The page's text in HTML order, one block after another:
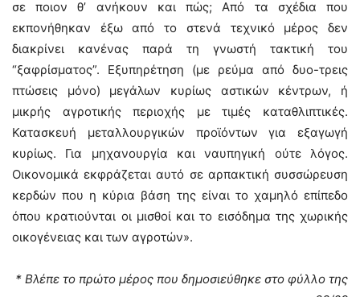
σε ποιον θ’ ανήκουν και πώς; Από τα σχέδια που
εκπονήθηκαν έξω από το στενά τεχνικό μέρος δεν
διακρίνει κανένας παρά τη γνωστή τακτική του
“ξαφρίσματος”. Εξυπηρέτηση (με ρεύμα από δυο-τρεις
πτώσεις μόνο) μεγάλων κυρίως αστικών κέντρων, ή
μικρής αγροτικής περιοχής με τιμές καταθλιπτικές.
Κατασκευή μεταλλουργικών προϊόντων για εξαγωγή
κυρίως. Για μηχανουργία και ναυπηγική ούτε λόγος.
Οικονομικά εκφράζεται αυτό σε αρπακτική συσσώρευση
κερδών που η κύρια βάση της είναι το χαμηλό επίπεδο
όπου κρατιούνται οι μισθοί και το εισόδημα της χωρικής
οικογένειας και των αγροτών».
* Βλέπε το πρώτο μέρος που δημοσιεύθηκε στο φύλλο της